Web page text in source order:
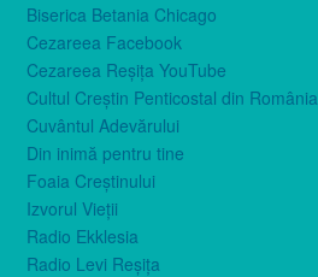
Biserica Betania Chicago
Cezareea Facebook
Cezareea Reşiţa YouTube
Cultul Creştin Penticostal din România
Cuvântul Adevărului
Din inimă pentru tine
Foaia Creştinului
Izvorul Vieţii
Radio Ekklesia
Radio Levi Reşiţa